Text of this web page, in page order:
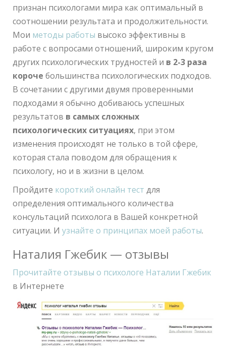
признан психологами мира как оптимальный в
соотношении результата и продолжительности.
Мои методы работы высоко эффективны в
работе с вопросами отношений, широким кругом
других психологических трудностей и в 2-3 раза
короче большинства психологических подходов.
В сочетании с другими двумя проверенными
подходами я обычно добиваюсь успешных
результатов в самых сложных
психологических ситуациях, при этом
изменения происходят не только в той сфере,
которая стала поводом для обращения к
психологу, но и в жизни в целом.
Пройдите короткий онлайн тест для
определения оптимального количества
консультаций психолога в Вашей конкретной
ситуации. И узнайте о принципах моей работы.
Наталия Гжебик — отзывы
Прочитайте отзывы о психологе Наталии Гжебик
в Интернете